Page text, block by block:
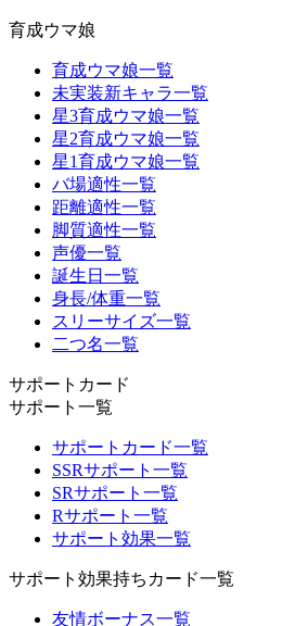
育成ウマ娘
育成ウマ娘一覧
未実装新キャラ一覧
星3育成ウマ娘一覧
星2育成ウマ娘一覧
星1育成ウマ娘一覧
バ場適性一覧
距離適性一覧
脚質適性一覧
声優一覧
誕生日一覧
身長/体重一覧
スリーサイズ一覧
二つ名一覧
サポートカード
サポート一覧
サポートカード一覧
SSRサポート一覧
SRサポート一覧
Rサポート一覧
サポート効果一覧
サポート効果持ちカード一覧
友情ボーナス一覧